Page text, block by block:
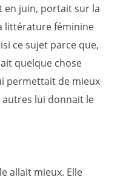
en juin, portait sur la
littérature féminine
ce sujet parce que,
quelque chose
permettait de mieux
lui donnait le
allait mieux. Elle